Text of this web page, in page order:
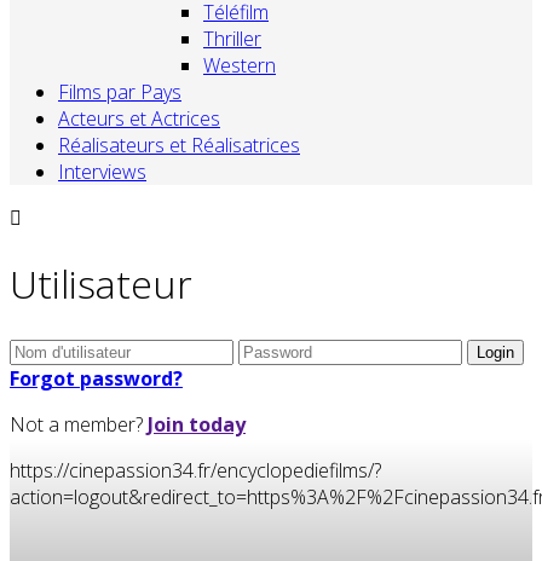
Téléfilm
Thriller
Western
Films par Pays
Acteurs et Actrices
Réalisateurs et Réalisatrices
Interviews
Utilisateur
Forgot password?
Not a member? Join today
https://cinepassion34.fr/encyclopediefilms/?